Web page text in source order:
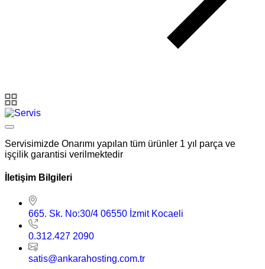
Servisimizde Onarımı yapılan tüm ürünler 1 yıl parça ve
işçilik garantisi verilmektedir
İletişim Bilgileri
665. Sk. No:30/4 06550 İzmit Kocaeli
0.312.427 2090
satis@ankarahosting.com.tr